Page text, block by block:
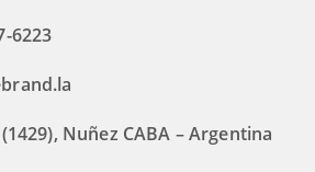
6223
Nuñez CABA – Argentina